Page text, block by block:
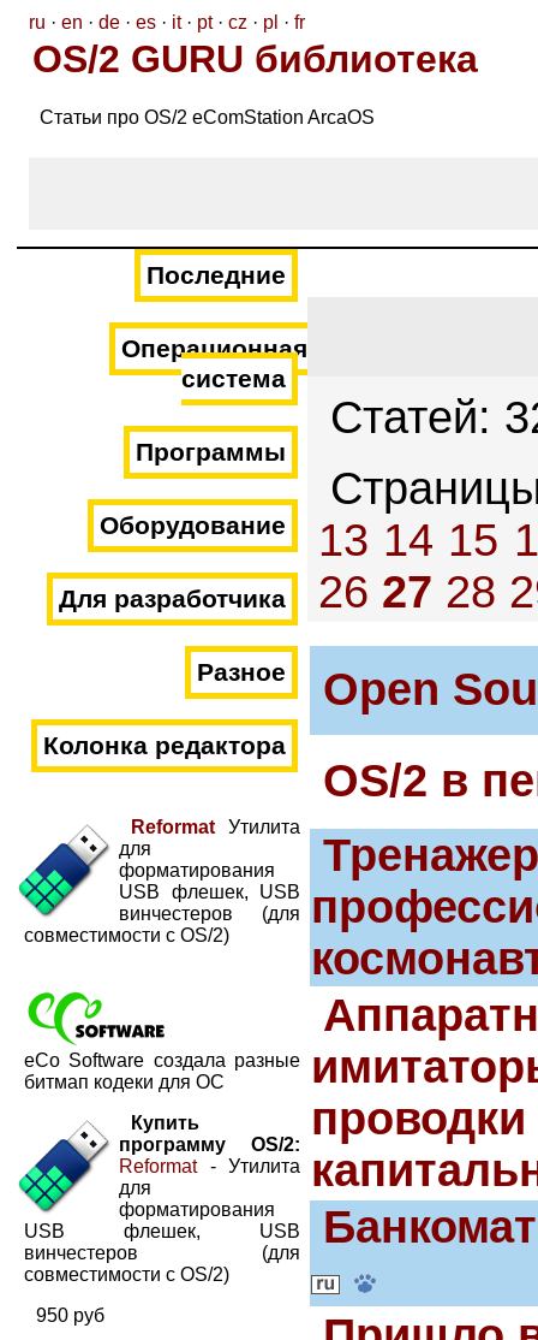
ru · en · de · es · it· pt· cz · pl · fr
OS/2 GURU библиотека
Статьи про OS/2 eComStation ArcaOS
Последние
Операционная
система
Программы
Оборудование
Для разработчика
Разное
Колонка редактора
Reformat Утилита
для
форматирования
USB флешек, USB
винчестеров (для
совместимости с OS/2)
eCo Software создала разные
битмап кодеки для ОС
Купить
программу OS/2:
Reformat- Утилита
для
форматирования
USB флешек, USB
винчестеров (для
совместимости с OS/2)
950 руб
Статей:
13 14 15
26 27 28
Open
OS/2 в